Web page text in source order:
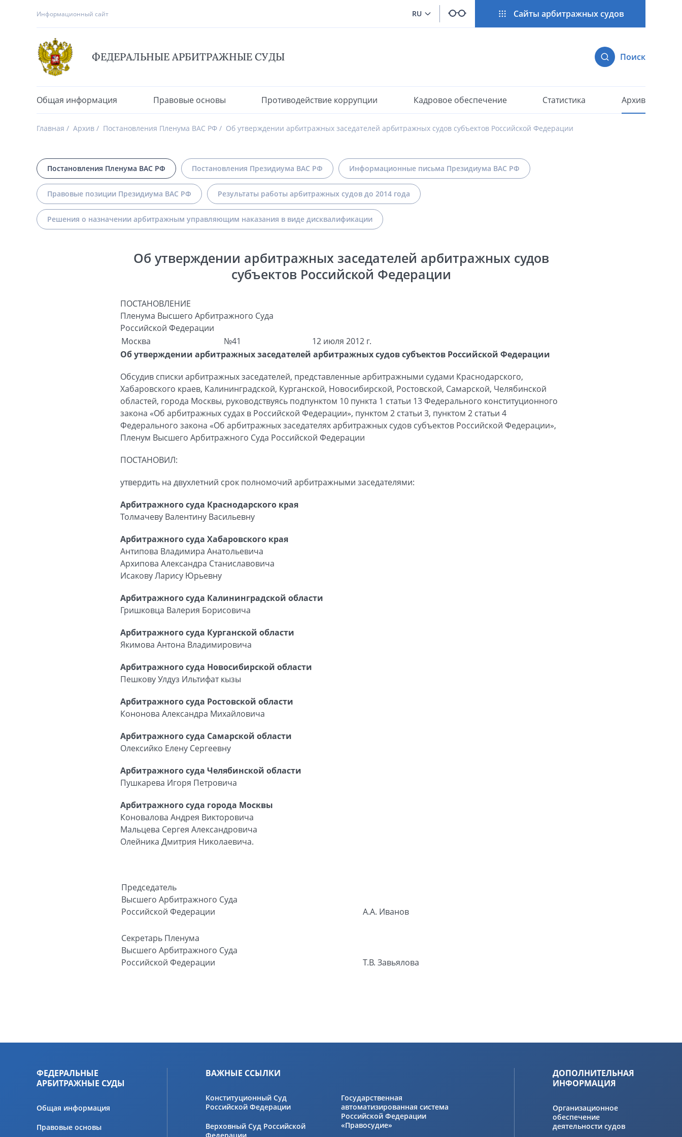
Информационный сайт RU Сайты арбитражных судов
ФЕДЕРАЛЬНЫЕ АРБИТРАЖНЫЕ СУДЫ Поиск
Общая информация Правовые основы Противодействие коррупции Кадровое обеспечение Статистика Архив
Главная Архив Постановления Пленума ВАС РФ Об утверждении арбитражных заседателей арбитражных судов субъектов Российской Федерации
Постановления Пленума ВАС РФ Постановления Президиума ВАС РФ Информационные письма Президиума ВАС РФ
Правовые позиции Президиума ВАС РФ Результаты работы арбитражных судов до 2014 года
Решения о назначении арбитражным управляющим наказания в виде дисквалификации
Об утверждении арбитражных заседателей арбитражных судов
субъектов Российской Федерации
ПОСТАНОВЛЕНИЕ
Пленума Высшего Арбитражного Суда
Российской Федерации
Москва
№41
12 июля 2012 г.
Об утверждении арбитражных заседателей арбитражных судов субъектов Российской Федерации
Обсудив списки арбитражных заседателей, представленные арбитражными судами Краснодарского,
Хабаровского краев, Калининградской, Курганской, Новосибирской, Ростовской, Самарской, Челябинской
областей, города Москвы, руководствуясь подпунктом 10 пункта 1 статьи 13 Федерального конституционного
закона «Об арбитражных судах в Российской Федерации», пунктом 2 статьи 3, пунктом 2 статьи 4
Федерального закона «Об арбитражных заседателях арбитражных судов субъектов Российской Федерации»,
Пленум Высшего Арбитражного Суда Российской Федерации
ПОСТАНОВИЛ:
утвердить на двухлетний срок полномочий арбитражными заседателями:
Арбитражного суда Краснодарского края
Толмачеву Валентину Васильевну
Арбитражного суда Хабаровского края
Антипова Владимира Анатольевича
Архипова Александра Станиславовича
Исакову Ларису Юрьевну
Арбитражного суда Калининградской области
Гришковца Валерия Борисовича
Арбитражного суда Курганской области
Якимова Антона Владимировича
Арбитражного суда Новосибирской области
Пешкову Улдуз Ильтифат кызы
Арбитражного суда Ростовской области
Кононова Александра Михайловича
Арбитражного суда Самарской области
Олексийко Елену Сергеевну
Арбитражного суда Челябинской области
Пушкарева Игоря Петровича
Арбитражного суда города Москвы
Коновалова Андрея Викторовича
Мальцева Сергея Александровича
Олейника Дмитрия Николаевича.
Председатель
Высшего Арбитражного Суда
Российской Федерации
А.А. Иванов
Секретарь Пленума
Высшего Арбитражного Суда
Российской Федерации
Т.В. Завьялова
ФЕДЕРАЛЬНЫЕ
АРБИТРАЖНЫЕ СУДЫ
Общая информация
Правовые основы
ВАЖНЫЕ ССЫЛКИ
Конституционный Суд
Российской Федерации
Верховный Суд Российской
Государственная
автоматизированная система
Российской Федерации
«Правосудие»
ДОПОЛНИТЕЛЬНАЯ
ИНФОРМАЦИЯ
Организационное
обеспечение
деятельности судов